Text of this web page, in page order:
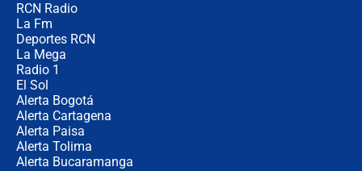
RCN Radio
La Fm
Deportes RCN
La Mega
Radio 1
El Sol
Alerta Bogotá
Alerta Cartagena
Alerta Paisa
Alerta Tolima
Alerta Bucaramanga